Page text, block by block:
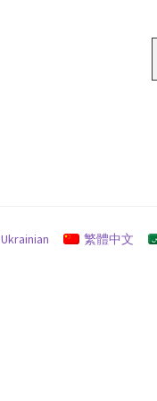
Ukrainian 繁體中文